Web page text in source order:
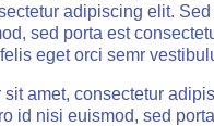
adipiscing elit.
sed porta est
eget orci semr
sit amet, consectetur
id nisi euismod, sed